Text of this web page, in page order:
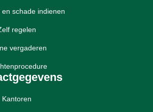
en schade indienen
regelen
vergaderen
Kantoren